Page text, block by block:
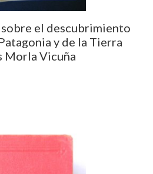
el descubrimiento
y de la Tierra
Morla Vicuña